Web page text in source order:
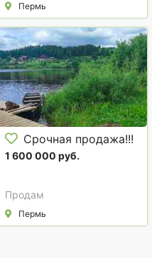
Пермь
Срочная продажа!!!
1 600 000 руб.
Продам
Пермь